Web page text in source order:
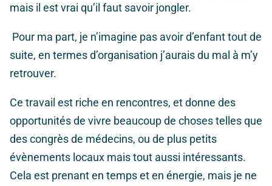
mais il est vrai qu’il faut savoir jongler.
Pour ma part, je n’imagine pas avoir d’enfant tout de
suite, en termes d’organisation j’aurais du mal à m’y
retrouver.
Ce travail est riche en rencontres, et donne des
opportunités de vivre beaucoup de choses telles que
des congrès de médecins, ou de plus petits
évènements locaux mais tout aussi intéressants.
Cela est prenant en temps et en énergie, mais je ne